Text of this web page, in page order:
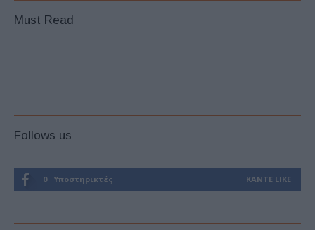
Must Read
Follows us
0 Υποστηρικτές ΚΆΝΤΕ LIKE